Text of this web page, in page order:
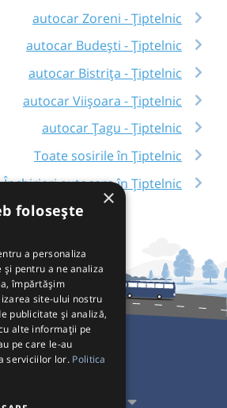
autocar Zoreni - Țiptelnic
autocar Budești - Țiptelnic
autocar Bistrița - Țiptelnic
autocar Viișoara - Țiptelnic
autocar Țagu - Țiptelnic
Toate sosirile în Țiptelnic
Închirieri autocare în Țiptelnic
Călători
Transportatori
×
folosește
a personaliza
pentru a ne analiza
împărtășim
site-ului nostru
publicitate și analiză,
alte informații pe
pe care le-au
serviciilor lor. Politica